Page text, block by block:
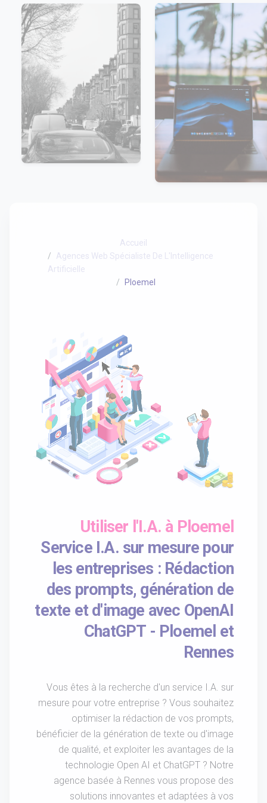
Accueil
Agences Web Spécialiste De L'Intelligence
Artificielle
Ploemel
Utiliser l'I.A. à Ploemel
Service I.A. sur mesure pour
les entreprises : Rédaction
des prompts, génération de
texte et d'image avec OpenAI
ChatGPT - Ploemel et
Rennes
Vous êtes à la recherche d'un service I.A. sur
mesure pour votre entreprise ? Vous souhaitez
optimiser la rédaction de vos prompts,
bénéficier de la génération de texte ou d'image
de qualité, et exploiter les avantages de la
technologie Open AI et ChatGPT ? Notre
agence basée à Rennes vous propose des
solutions innovantes et adaptées à vos